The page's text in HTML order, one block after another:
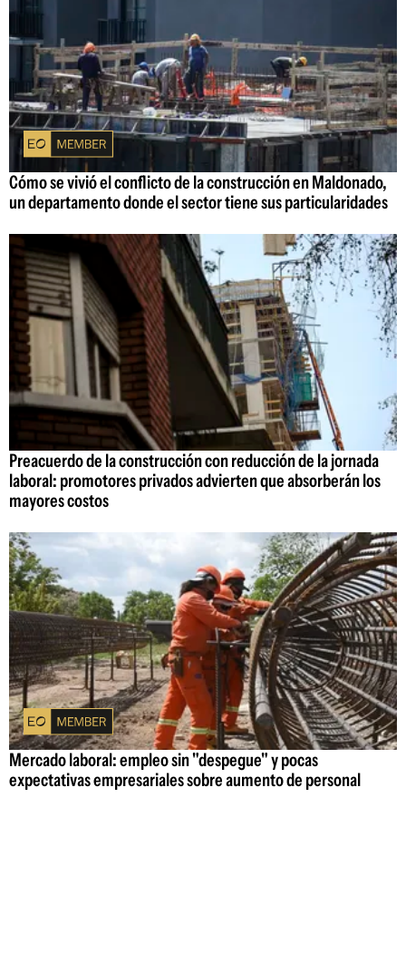
Cómo se vivió el conflicto de la construcción en Maldonado,
un departamento donde el sector tiene sus particularidades
Preacuerdo de la construcción con reducción de la jornada
laboral: promotores privados advierten que absorberán los
mayores costos
Mercado laboral: empleo sin "despegue" y pocas
expectativas empresariales sobre aumento de personal